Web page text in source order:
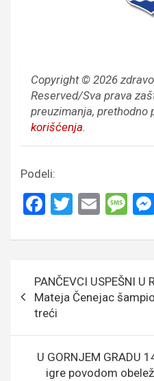
Copyright © 2026
Reserved/Sva prava
preuzimanja, prethodno
korišćenja.
Podeli:
F
ce
o
o
k
T
tt
E
ail
M
s
g
Кретање
чланка
PANČEVCI USPEŠNI U
Mateja Čenejac
treći
U GORNJEM GRADU
igre povodom